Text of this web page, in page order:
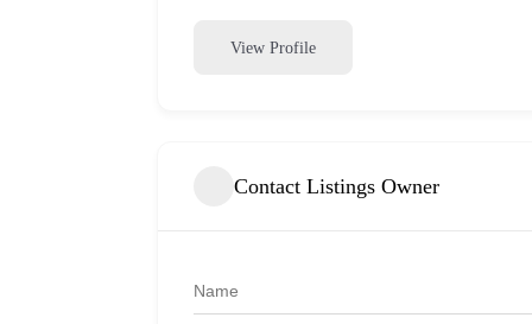
View Profile
Contact Listings Owner